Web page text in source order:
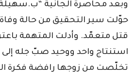
وبعد محاصرة الجانية
حوّلت سير التحقيق من حالة
قتل متعمّد. وأدلت المتهمة
استنتاج واحد ووحيد صبّ جله إلى
تخلّصت من زوجها رافضة فكرة